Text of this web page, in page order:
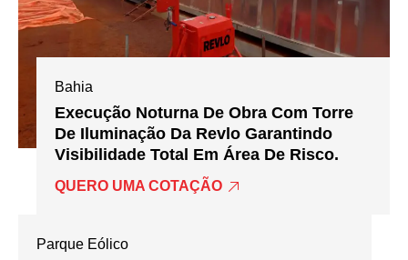
Bahia
Execução Noturna De Obra Com Torre
De Iluminação Da Revlo Garantindo
Visibilidade Total Em Área De Risco.
QUERO UMA COTAÇÃO
Parque Eólico